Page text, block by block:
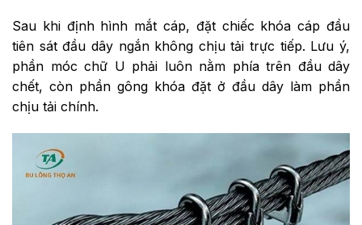
Sau khi định hình mắt cáp, đặt chiếc khóa cáp đầu
tiên sát đầu dây ngắn không chịu tải trực tiếp. Lưu ý,
phần móc chữ U phải luôn nằm phía trên đầu dây
chết, còn phần gông khóa đặt ở đầu dây làm phần
chịu tải chính.